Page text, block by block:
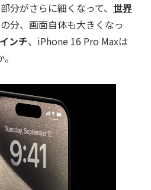
分がさらに細くなって、 世界
分、画面自体も大きくなっ
ンチ、iPhone 16 Pro Maxは